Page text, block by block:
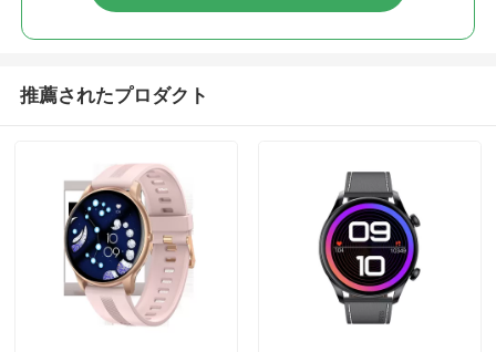
推薦されたプロダクト